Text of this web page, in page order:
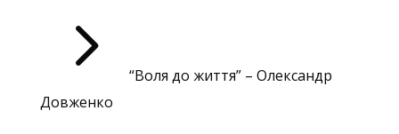
5
“Воля до життя” – Олександр
Довженко